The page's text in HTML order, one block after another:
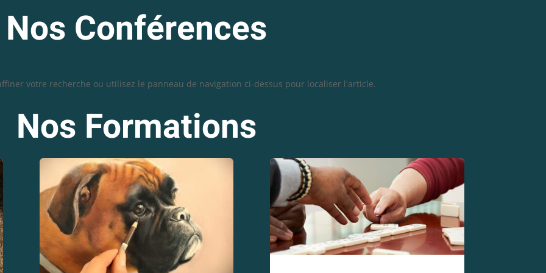
Nos Conférences
votre recherche ou utilisez le panneau de navigation ci-dessus pour localiser l'article.
Nos Formations